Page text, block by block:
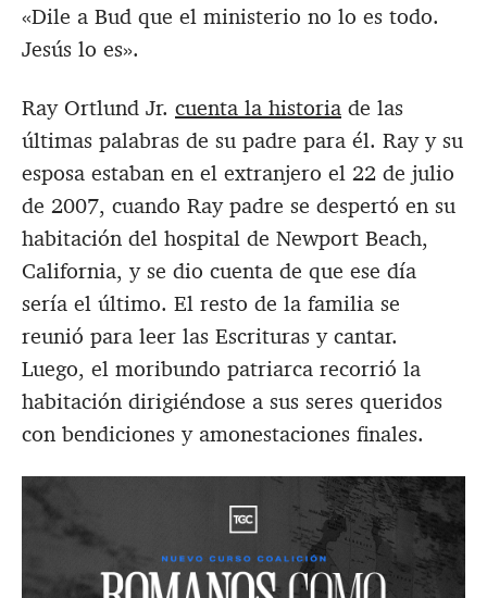
«Dile a Bud que el ministerio no lo es todo.
Jesús lo es».
Ray Ortlund Jr. cuenta la historia de las
últimas palabras de su padre para él. Ray y su
esposa estaban en el extranjero el 22 de julio
de 2007, cuando Ray padre se despertó en su
habitación del hospital de Newport Beach,
California, y se dio cuenta de que ese día
sería el último. El resto de la familia se
reunió para leer las Escrituras y cantar.
Luego, el moribundo patriarca recorrió la
habitación dirigiéndose a sus seres queridos
con bendiciones y amonestaciones finales.